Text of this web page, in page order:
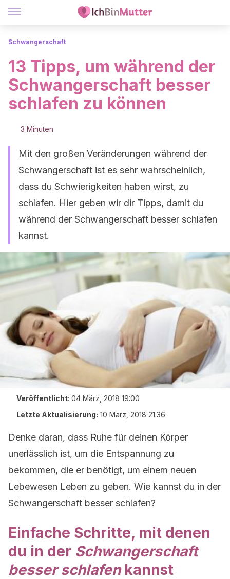
Schwangerschaft
13 Tipps, um während der
Schwangerschaft besser
schlafen zu können
3 Minuten
Mit den großen Veränderungen während der
Schwangerschaft ist es sehr wahrscheinlich,
dass du Schwierigkeiten haben wirst, zu
schlafen. Hier geben wir dir Tipps, damit du
während der Schwangerschaft besser schlafen
kannst.
Veröffentlicht: 04 März, 2018 19:00
Letzte Aktualisierung: 10 März, 2018 21:36
Denke daran, dass Ruhe für deinen Körper
unerlässlich ist, um die Entspannung zu
bekommen, die er benötigt, um einem neuen
Lebewesen Leben zu geben. Wie kannst du in der
Schwangerschaft besser schlafen?
Einfache Schritte, mit denen
du in der Schwangerschaft
besser schlafenkannst